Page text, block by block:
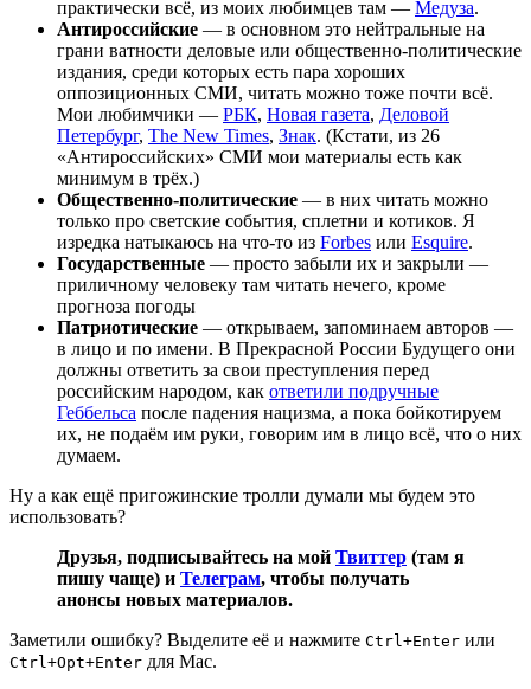
практически всё, из моих любимцев там — Медуза.
Антироссийские — в основном это нейтральные на
грани ватности деловые или общественно-политические
издания, среди которых есть пара хороших
оппозиционных СМИ, читать можно тоже почти всё.
Мои любимчики — РБК, Новая газета, Деловой
Петербург, The New Times, Знак. (Кстати, из 26
«Антироссийских» СМИ мои материалы есть как
минимум в трёх.)
Общественно-политические — в них читать можно
только про светские события, сплетни и котиков. Я
изредка натыкаюсь на что-то из Forbes или Esquire.
Государственные — просто забыли их и закрыли —
приличному человеку там читать нечего, кроме
прогноза погоды
Патриотические — открываем, запоминаем авторов —
в лицо и по имени. В Прекрасной России Будущего они
должны ответить за свои преступления перед
российским народом, как ответили подручные
Геббельса после падения нацизма, а пока бойкотируем
их, не подаём им руки, говорим им в лицо всё, что о них
думаем.
Ну а как ещё пригожинские тролли думали мы будем это
использовать?
Друзья, подписывайтесь на мой Твиттер (там я
пишу чаще) и Телеграм, чтобы получать
анонсы новых материалов.
Заметили ошибку? Выделите её и нажмите Ctrl+Enter или
Ctrl+Opt+Enter для Mac.